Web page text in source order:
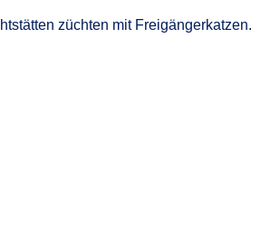
züchten mit Freigängerkatzen.